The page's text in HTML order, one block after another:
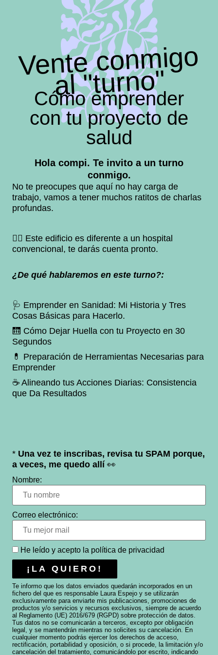
Vente con
migo
al "turno"
Cómo emprender
con tu proyecto de
salud
Hola compi. Te invito a un turno
conmigo.
No te preocupes que aquí no hay carga de
trabajo, vamos a tener muchos ratitos de charlas
profundas.
👉🏻 Este edificio es diferente a un hospital
convencional, te darás cuenta pronto.
¿De qué hablaremos en este turno?:
🩺 Emprender en Sanidad: Mi Historia y Tres
Cosas Básicas para Hacerlo.
🛗 Cómo Dejar Huella con tu Proyecto en 30
Segundos
💊 Preparación de Herramientas Necesarias para
Emprender
☕️ Alineando tus Acciones Diarias: Consistencia
que Da Resultados
* Una vez te inscribas, revisa tu SPAM porque,
a veces, me quedo allí 👀
Nombre:
Correo electrónico:
He leído y acepto la política de privacidad
Te informo que los datos enviados quedarán incorporados en un
fichero del que es responsable Laura Espejo y se utilizarán
exclusivamente para enviarte mis publicaciones, promociones de
productos y/o servicios y recursos exclusivos, siempre de acuerdo
al Reglamento (UE) 2016/679 (RGPD) sobre protección de datos.
Tus datos no se comunicarán a terceros, excepto por obligación
legal, y se mantendrán mientras no solicites su cancelación. En
cualquier momento podrás ejercer los derechos de acceso,
rectificación, portabilidad y oposición, o si procede, la limitación y/o
cancelación del tratamiento, comunicándolo por escrito, indicando